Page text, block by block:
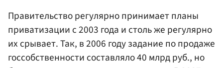
Правительство регулярно принимает планы
приватизации с 2003 года и столь же регулярно
их срывает. Так, в 2006 году задание по продаже
госсобственности составляло 40 млрд руб., но